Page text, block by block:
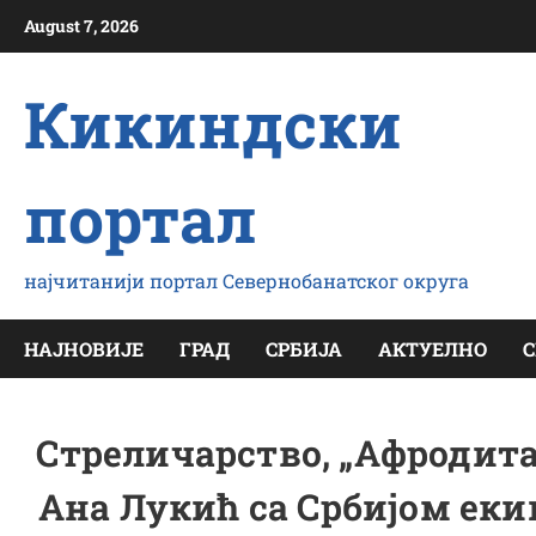
August 7, 2026
Кикиндски
портал
најчитанији портал Севернобанатског округа
НАЈНОВИЈЕ ГРАД СРБИЈА АКТУЕЛНО
Стреличарство,
Ана Лукић са Србијом